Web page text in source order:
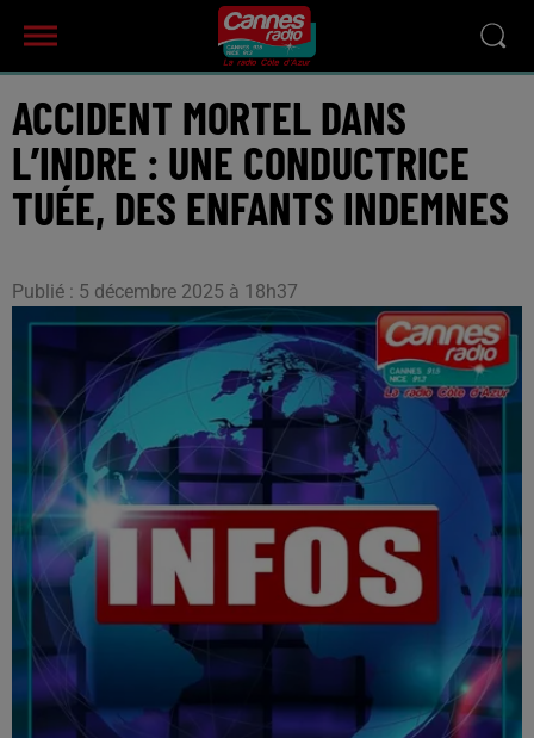
ACCIDENT MORTEL DANS
L’INDRE : UNE CONDUCTRICE
TUÉE, DES ENFANTS INDEMNES
Publié : 5 décembre 2025 à 18h37